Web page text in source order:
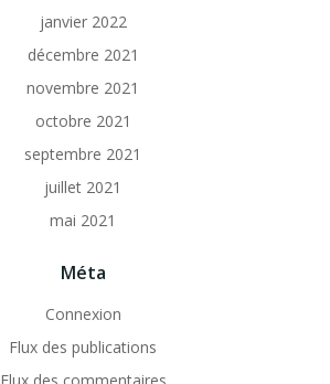
janvier 2022
décembre 2021
novembre 2021
octobre 2021
septembre 2021
juillet 2021
mai 2021
Méta
Connexion
Flux des publications